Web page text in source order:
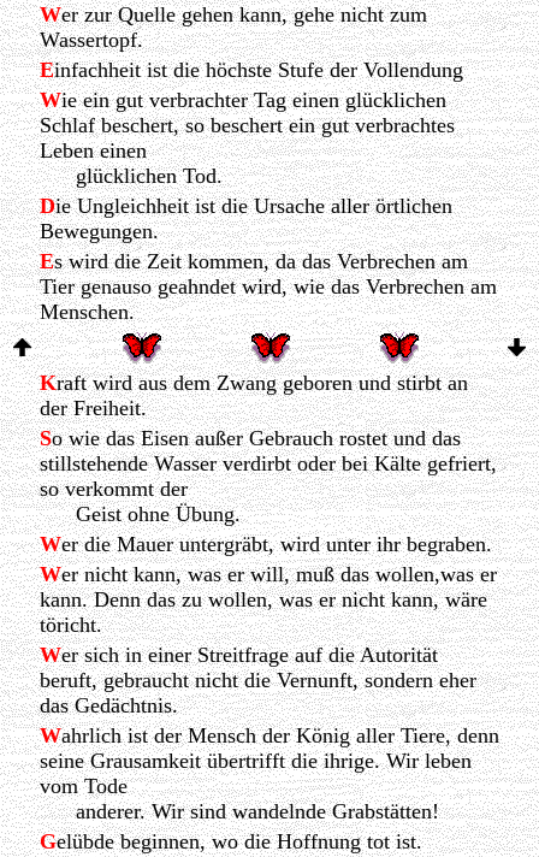
Wer zur Quelle gehen kann, gehe nicht zum
Wassertopf.
Einfachheit ist die höchste Stufe der Vollendung
Wie ein gut verbrachter Tag einen glücklichen
Schlaf beschert, so beschert ein gut verbrachtes
Leben einen
glücklichen Tod.
Die Ungleichheit ist die Ursache aller örtlichen
Bewegungen.
Es wird die Zeit kommen, da das Verbrechen am
Tier genauso geahndet wird, wie das Verbrechen am
Menschen.
Kraft wird aus dem Zwang geboren und stirbt an
der Freiheit.
So wie das Eisen außer Gebrauch rostet und das
stillstehende Wasser verdirbt oder bei Kälte gefriert,
so verkommt der
Geist ohne Übung.
Wer die Mauer untergräbt, wird unter ihr begraben.
Wer nicht kann, was er will, muß das wollen,was er
kann. Denn das zu wollen, was er nicht kann, wäre
töricht.
Wer sich in einer Streitfrage auf die Autorität
beruft, gebraucht nicht die Vernunft, sondern eher
das Gedächtnis.
Wahrlich ist der Mensch der König aller Tiere, denn
seine Grausamkeit übertrifft die ihrige. Wir leben
vom Tode
anderer. Wir sind wandelnde Grabstätten!
Gelübde beginnen, wo die Hoffnung tot ist.